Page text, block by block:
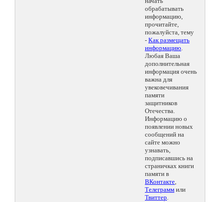
обрабатывать
информацию,
прочитайте,
пожалуйста, тему
- Как размещать
информацию.
Любая Ваша
дополнительная
информация очень
важна для
увековечивания
памяти
защитников
Отечества.
Информацию о
появлении новых
сообщений на
сайте можно
узнавать,
подписавшись на
страничках книги
памяти в
ВКонтакте,
Телеграмм или
Твиттер.